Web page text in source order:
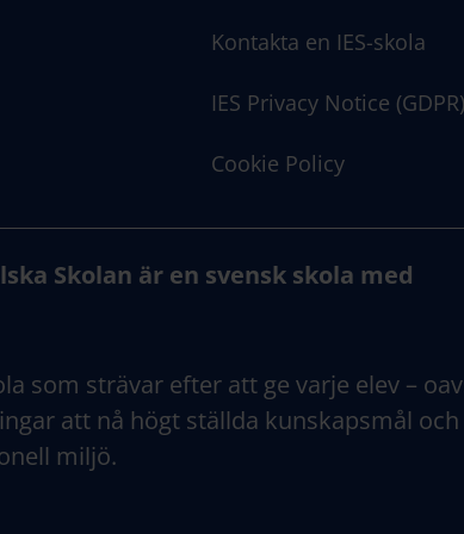
Kontakta en IES-skola
IES Privacy Notice (GDPR)
Cookie Policy
Skolan är en svensk skola med
som strävar efter att ge varje elev –
att nå högt ställda kunskapsmål och
miljö.